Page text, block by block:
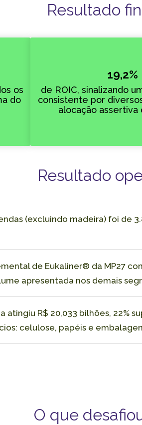
Resultado
os
do
19,2%
de ROIC, sinalizando
consistente por
alocação assertiva
Resultado
(excluindo madeira) foi de
de Eukaliner® da MP27
apresentada nos demais
atingiu R$ 20,033 bilhões, 22%
celulose, papéis e
O que